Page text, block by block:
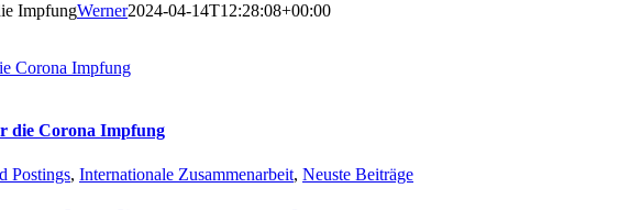
ImpfungWerner2024-04-14T12:28:08+00:00
Corona Impfung
die Corona Impfung
Postings, Internationale Zusammenarbeit, Neuste Beiträge